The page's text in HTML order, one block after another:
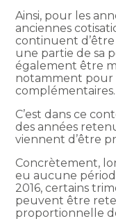
Ainsi, pour les
anciennes
continuent
une partie de sa
également être
notamment pour
complémentaires.
C’est dans ce
des années
viennent d’être
Concrètement,
eu aucune
2016, certains
peuvent être
proportionnelle